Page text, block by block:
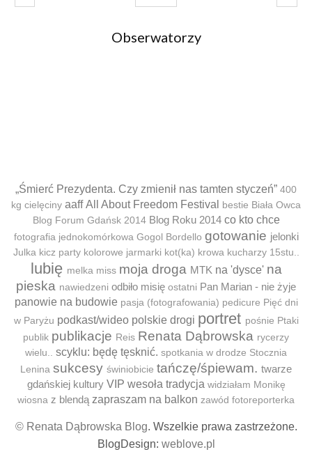
Obserwatorzy
„Śmierć Prezydenta. Czy zmienił nas tamten styczeń” 400
kg cielęciny aaff All About Freedom Festival bestie Biała Owca
Blog Forum Gdańsk 2014 Blog Roku 2014 co kto chce
fotografia jednokomórkowa Gogol Bordello gotowanie jelonki
Julka kicz party kolorowe jarmarki kot(ka) krowa kucharzy 15stu..
lubię melka miss moja droga MTK na 'dysce' na
pieska nawiedzeni odbiło misię ostatni Pan Marian - nie żyje
panowie na budowie pasja (fotografowania) pedicure Pięć dni
w Paryżu podkast/wideo polskie drogi portret pośnie Ptaki
publik publikacje Reis Renata Dąbrowska rycerzy
wielu..
scyklu: będę tęsknić. spotkania w drodze Stocznia
Lenina sukcesy świniobicie tańczę/śpiewam. twarze
gdańskiej kultury VIP wesoła tradycja widziałam Monikę
wiosna z blendą zapraszam na balkon zawód fotoreporterka
© Renata Dąbrowska Blog. Wszelkie prawa zastrzeżone.
BlogDesign: weblove.pl